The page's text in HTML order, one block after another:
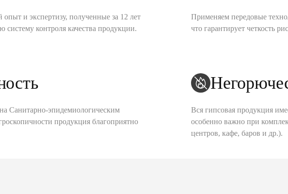
и экспертизу, полученные за 12 лет
систему контроля качества продукции.
Применяем передовые
что гарантирует четкость
Санитарно-эпидемиологическим
продукция благоприятно
Вся гипсовая продукция
особенно важно при
центров, кафе, баров и др.).